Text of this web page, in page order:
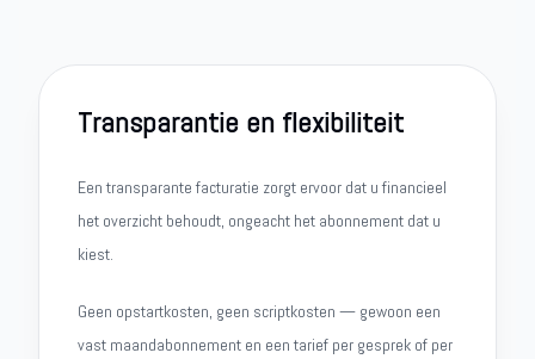
Transparantie en flexibiliteit
Een transparante facturatie zorgt ervoor dat u financieel
het overzicht behoudt, ongeacht het abonnement dat u
kiest.
Geen opstartkosten, geen scriptkosten — gewoon een
vast maandabonnement en een tarief per gesprek of per